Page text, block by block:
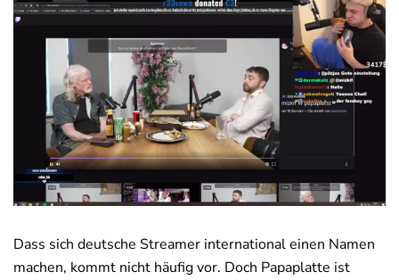
Deals
Dass sich deutsche Streamer international einen Namen
machen, kommt nicht häufig vor. Doch Papaplatte ist